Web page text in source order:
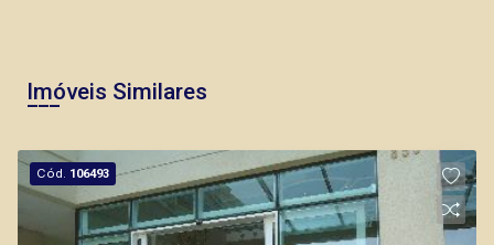
Murilo Bazilio
CRECI 307.010 - Venda
Imóveis Similares
Cód. 106493